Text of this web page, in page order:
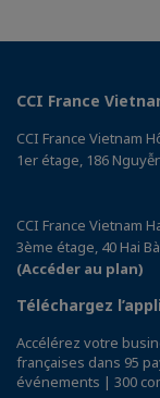
CCI France
CCI France Vietnam
1er étage, 186
CCI France Vietnam
3ème étage, 40 Hai
(Accéder au plan)
Téléchargez
Accélérez votre
françaises dans 95
événements | 300